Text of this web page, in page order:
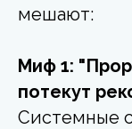
мешают:
Миф 1:
потекут
Системные